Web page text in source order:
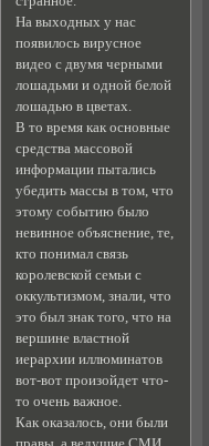
На выходных у нас
появилось вирусное
видео с двумя черными
лошадьми и одной белой
лошадью в цветах.
В то время как основные
средства массовой
информации пытались
убедить массы в том, что
этому событию было
невинное объяснение, те,
кто понимал связь
королевской семьи с
оккультизмом, знали, что
это был знак того, что на
вершине властной
иерархии иллюминатов
вот-вот произойдет что-
то очень важное.
Как оказалось, они были